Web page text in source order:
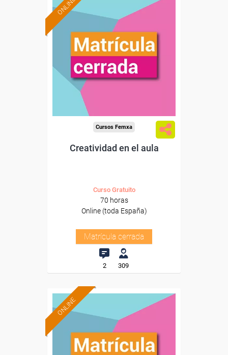
ONLINE
Cursos Femxa
Creatividad en el aula
Curso Gratuito
70 horas
Online (toda España)
Matrícula cerrada
2 309
ONLINE